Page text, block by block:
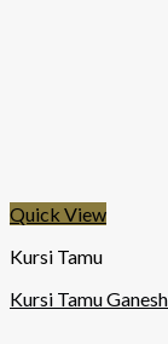
Quick View
Kursi Tamu
Kursi Tamu